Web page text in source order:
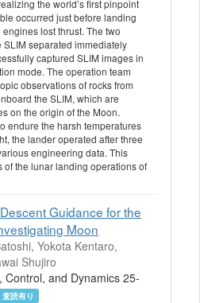
the world’s first pinpoint
occurred just before landing
lost thrust. The two
separated immediately
captured SLIM images in
mode. The operation team
observations of rocks from
the SLIM, which are
on the origin of the Moon.
endure the harsh temperatures
the lander operated after three
engineering data. This
of the lunar landing operations of
Guidance for the
Moon
Yokota Kentaro,
Shujiro
Control, and Dynamics 25-
査読有り